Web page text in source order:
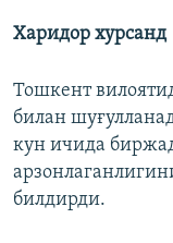
Харидор хурсанд
Тошкент
билан
кун ичида
билдирди.